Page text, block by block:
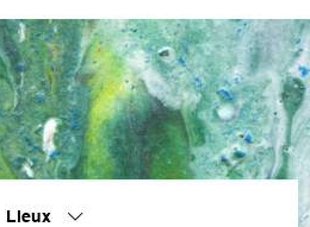
Lieux